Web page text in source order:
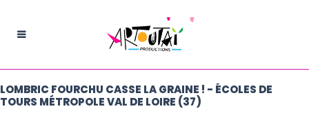
LOMBRIC FOURCHU CASSE LA GRAINE ! - ÉCOLES DE
TOURS MÉTROPOLE VAL DE LOIRE (37)